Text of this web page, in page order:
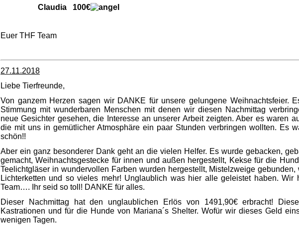
Claudia 100€
Euer THF Team
27.11.2018
Liebe Tierfreunde,
Von ganzem Herzen sagen wir DANKE für unsere gelungene Weihnachtsfeier.
Stimmung mit wunderbaren Menschen mit denen wir diesen Nachmittag
neue Gesichter gesehen, die Interesse an unserer Arbeit zeigten. Aber es waren
die mit uns in gemütlicher Atmosphäre ein paar Stunden verbringen wollten. Es
schön!!
Aber ein ganz besonderer Dank geht an die vielen Helfer. Es wurde gebacken,
gemacht, Weihnachtsgestecke für innen und außen hergestellt, Kekse für die
Teelichtgläser in wundervollen Farben wurden hergestellt, Mistelzweige
Lichterketten und so vieles mehr! Unglaublich was hier alle geleistet haben. Wir
Team…. Ihr seid so toll! DANKE für alles.
Dieser Nachmittag hat den unglaublichen Erlös von 1491,90€ erbracht!
Kastrationen und für die Hunde von Mariana´s Shelter. Wofür wir dieses Geld
wenigen Tagen.